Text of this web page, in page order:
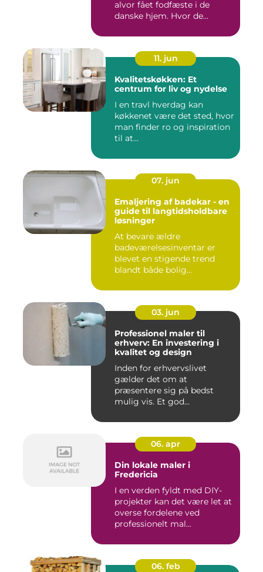
alvor fået fodfæste i de
danske hjem. Hvor de...
11. jun
Kvalitetskøkken: Et
centrum for liv og nydelse
I en travl hverdag kan
køkkenet være det sted, hvor
man finder ro og inspiration
til at...
07. jun
Emaljering af badekar - en
guide til langtidsholdbare
løsninger
At bevare ældre
badeværelsesinventar er
blevet en stigende trend
blandt både bolig...
03. jun
Professionel maler til
erhverv: En investering i
kvalitet og design
Inden for erhvervslivet
gælder det om at
præsentere sig på bedst
mulig vis. Et god...
06. apr
Din lokale maler i
Fredericia
I en verden fyldt med DIY-
projekter kan det være let at
overse fordelene ved
professionelt mal...
06. feb